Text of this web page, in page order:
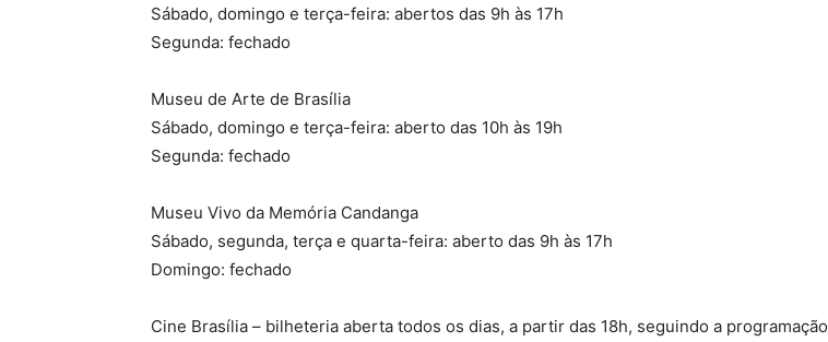
Sábado, domingo e terça-feira: abertos das 9h às 17h
Segunda: fechado
Museu de Arte de Brasília
Sábado, domingo e terça-feira: aberto das 10h às 19h
Segunda: fechado
Museu Vivo da Memória Candanga
Sábado, segunda, terça e quarta-feira: aberto das 9h às 17h
Domingo: fechado
Cine Brasília – bilheteria aberta todos os dias, a partir das 18h, seguindo a programação